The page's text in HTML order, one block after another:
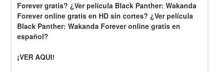
Forever gratis? ¿Ver película Black Panther: Wakanda
Forever online gratis en HD sin cortes? ¿Ver película
Black Panther: Wakanda Forever online gratis en
español?
¡VER AQUI!